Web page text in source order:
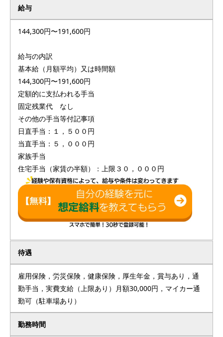
給与
144,300円〜191,600円
給与の内訳
基本給（月額平均）又は時間額
144,300円〜191,600円
定額的に支払われる手当
固定残業代 なし
その他の手当等付記事項
日直手当：１，５００円
当直手当：５，０００円
家族手当
住宅手当（家賃の半額）：上限３０，０００円
待遇
雇用保険，労災保険，健康保険，厚生年金，賞与あり，通
勤手当，実費支給（上限あり）月額30,000円，マイカー通
勤可（駐車場あり）
勤務時間